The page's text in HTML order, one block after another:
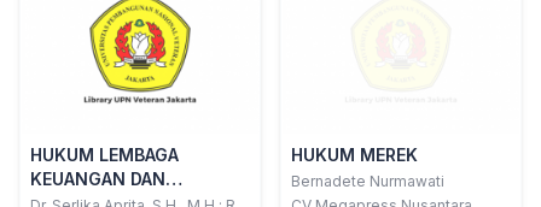
HUKUM LEMBAGA
KEUANGAN DAN
PERBANKAN
HUKUM MEREK
Bernadete Nurmawati